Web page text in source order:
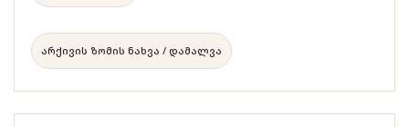
არქივის ზომის ნახვა / დამალვა